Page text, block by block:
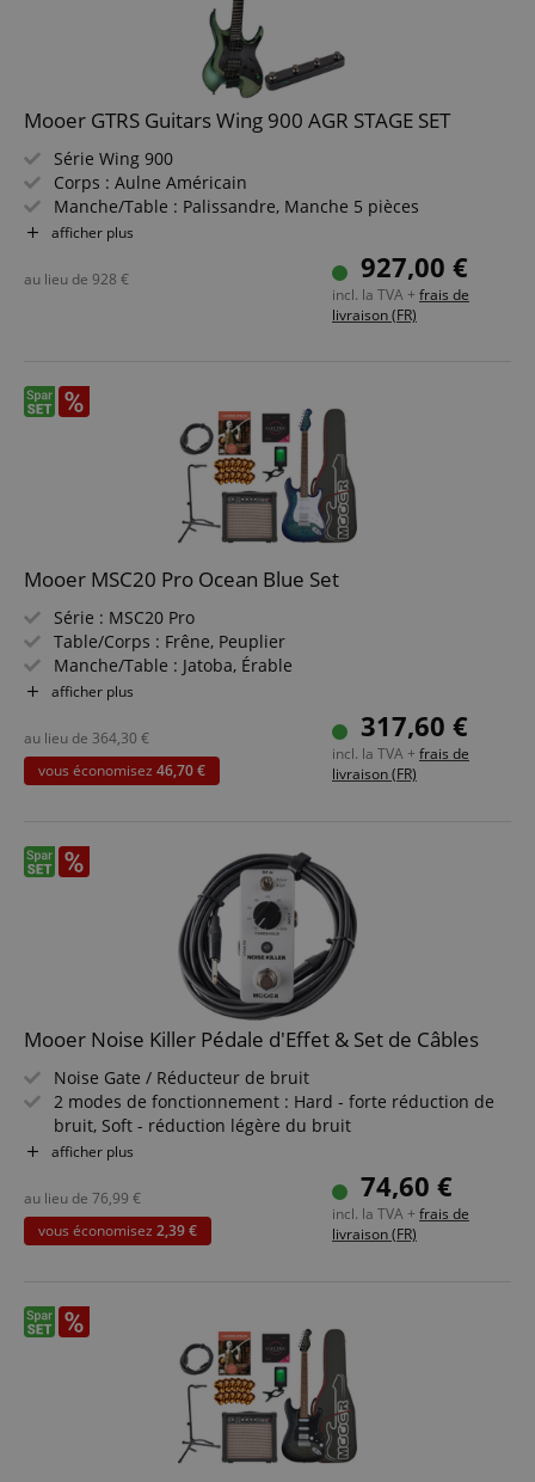
Mooer GTRS Guitars Wing 900 AGR STAGE SET
Série Wing 900
Corps : Aulne Américain
Manche/Table : Palissandre, Manche 5 pièces
Érable/Palissandre
Micros : 1 x Custom GTRS HM-2N Humbucker (manche),
1 x Custom GTRS HM-2B Humbucker
Couleur & Finition : Aurora Green, Brillant
afficher plus
927,00 €
incl. la TVA + frais de
livraison (FR)
au lieu de 928 €
Mooer MSC20 Pro Ocean Blue Set
Série : MSC20 Pro
Table/Corps : Frêne, Peuplier
Manche/Table : Jatoba, Érable
Micros : MSC-1N Single Coil (manche), MSC-1M Single
Coil (milieu), MHB-1B Humbucker (chevalet)
Couleur & Finition : Finition Ocean Blue (brillant)
Inclus : Housse Mooer Gig Bag
Pack économique incluant ampli guitare, méthode,
afficher plus
317,60 €
incl. la TVA + frais de
livraison (FR)
au lieu de 364,30 €
vous économisez 46,70 €
Mooer Noise Killer Pédale d'Effet & Set de Câbles
Noise Gate / Réducteur de bruit
2 modes de fonctionnement : Hard - forte réduction de
bruit, Soft - réduction légère du bruit
Boîtier métallique
Alimentation : adaptateur 9V DC en option
Pack économique incluant câble
afficher plus
74,60 €
incl. la TVA + frais de
livraison (FR)
au lieu de 76,99 €
vous économisez 2,39 €